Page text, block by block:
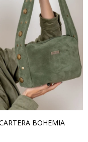
BOHEMIA